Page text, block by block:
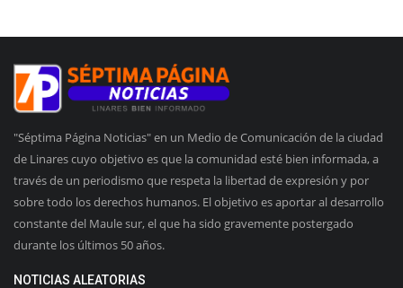
"Séptima Página Noticias" en un Medio de Comunicación de la ciudad
de Linares cuyo objetivo es que la comunidad esté bien informada, a
través de un periodismo que respeta la libertad de expresión y por
sobre todo los derechos humanos. El objetivo es aportar al desarrollo
constante del Maule sur, el que ha sido gravemente postergado
durante los últimos 50 años.
NOTICIAS ALEATORIAS